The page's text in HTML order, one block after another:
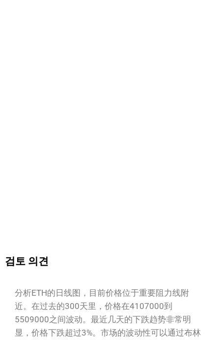
검토 의견
分析ETH的日线图，目前价格位于重要阻力线附
近。在过去的300天里，价格在4107000到
5509000之间波动。最近几天的下跌趋势非常明
显，价格下跌超过3%。市场的波动性可以通过布林